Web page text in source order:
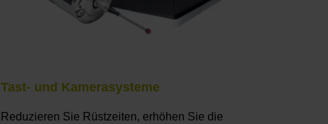
Tast- und Kamerasysteme
Reduzieren Sie Rüstzeiten, erhöhen Sie die